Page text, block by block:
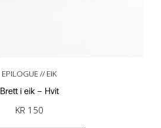
EPILOGUE // EIK
Brett i eik – Hvit
KR 150